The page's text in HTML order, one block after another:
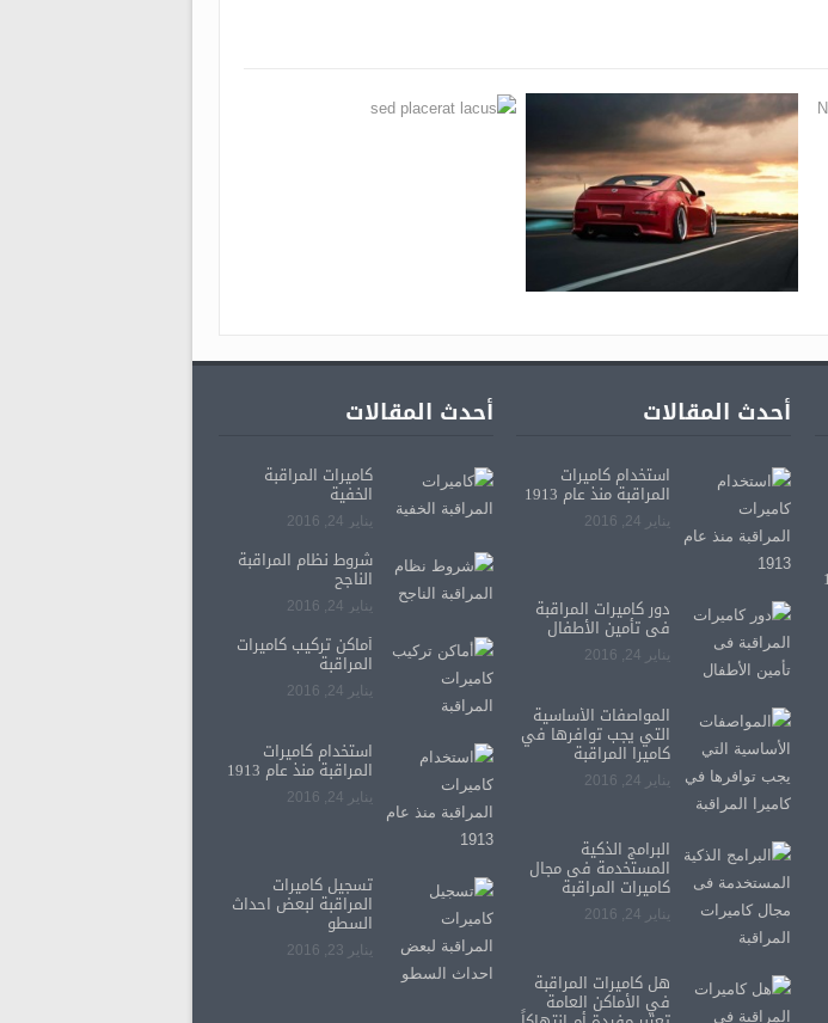
أحدث المقالات
استخدام كاميرات
المراقبة منذ عام 1913
يناير 24, 2016
دور كاميرات المراقبة
فى تأمين الأطفال
يناير 24, 2016
المواصفات الأساسية
التي يجب توافرها في
كاميرا المراقبة
يناير 24, 2016
البرامج الذكية
المستخدمة فى مجال
كاميرات المراقبة
يناير 24, 2016
هل كاميرات المراقبة
في الأماكن العامة
أحدث المقالات
كاميرات المراقبة
الخفية
يناير 24, 2016
شروط نظام المراقبة
الناجح
يناير 24, 2016
أماكن تركيب كاميرات
المراقبة
يناير 24, 2016
استخدام كاميرات
المراقبة منذ عام 1913
يناير 24, 2016
تسجيل كاميرات
المراقبة لبعض احداث
السطو
يناير 23, 2016